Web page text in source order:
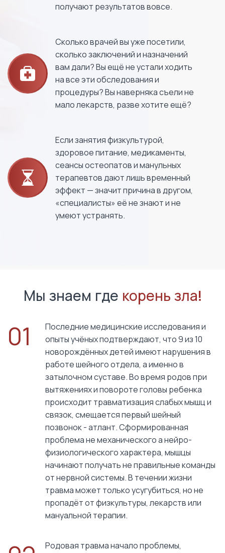
получают результатов вовсе.
Сколько врачей вы уже посетили,
сколько заключений и назначений
вам дали? Вы ещё не устали ходить
на все эти обследования и
процедуры? Вы наверняка съели не
мало лекарств, разве хотите ещё?
Если занятия физкультурой,
здоровое питание, медикаменты,
сеансы остеопатов и манульных
терапевтов дают лишь временный
эффект — значит причина в другом,
«специалисты» её не знают и не
умеют устранять.
Мы знаем где корень зла!
01
Последние медицинские исследования и
опыты учёных подтверждают, что 9 из 10
новорождённых детей имеют нарушения в
работе шейного отдела, а именно в
затылочном суставе. Во время родов при
вытяжениях и повороте головы ребенка
происходит травматизация слабых мышц и
связок, смещается первый шейный
позвонок - атлант. Сформированная
проблема не механического а нейро-
физиологического характера, мышцы
начинают получать не правильные команды
от нервной системы. В течении жизни
травма может только усугубиться, но не
пропадёт от физкультуры, лекарств или
мануальной терапии.
Родовая травма начало проблемы,